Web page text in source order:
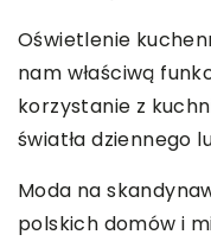
Oświetlenie
nam właściwą
korzystanie z
światła dziennego
Moda na
polskich domów i